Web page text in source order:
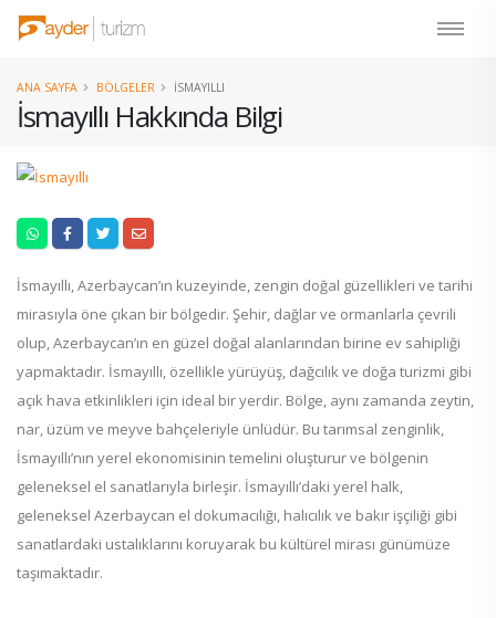
İsmayıllı Hakkında Bilgi
ANA SAYFA BÖLGELER İSMAYILLI
İsmayıllı, Azerbaycan’ın kuzeyinde, zengin doğal güzellikleri ve tarihi
mirasıyla öne çıkan bir bölgedir. Şehir, dağlar ve ormanlarla çevrili
olup, Azerbaycan’ın en güzel doğal alanlarından birine ev sahipliği
yapmaktadır. İsmayıllı, özellikle yürüyüş, dağcılık ve doğa turizmi gibi
açık hava etkinlikleri için ideal bir yerdir. Bölge, aynı zamanda zeytin,
nar, üzüm ve meyve bahçeleriyle ünlüdür. Bu tarımsal zenginlik,
İsmayıllı’nın yerel ekonomisinin temelini oluşturur ve bölgenin
geleneksel el sanatlarıyla birleşir. İsmayıllı’daki yerel halk,
geleneksel Azerbaycan el dokumacılığı, halıcılık ve bakır işçiliği gibi
sanatlardaki ustalıklarını koruyarak bu kültürel mirası günümüze
taşımaktadır.